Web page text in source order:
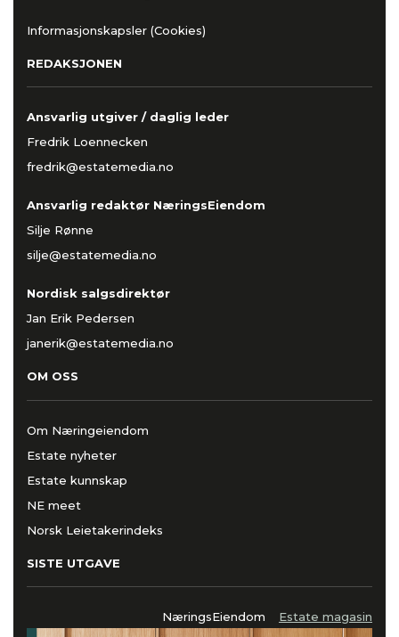
Informasjonskapsler (Cookies)
REDAKSJONEN
Ansvarlig utgiver / daglig leder
Fredrik Loennecken
fredrik@estatemedia.no
Ansvarlig redaktør NæringsEiendom
Silje Rønne
silje@estatemedia.no
Nordisk salgsdirektør
Jan Erik Pedersen
janerik@estatemedia.no
OM OSS
Om Næringeiendom
Estate nyheter
Estate kunnskap
NE meet
Norsk Leietakerindeks
SISTE UTGAVE
NæringsEiendom Estate magasin